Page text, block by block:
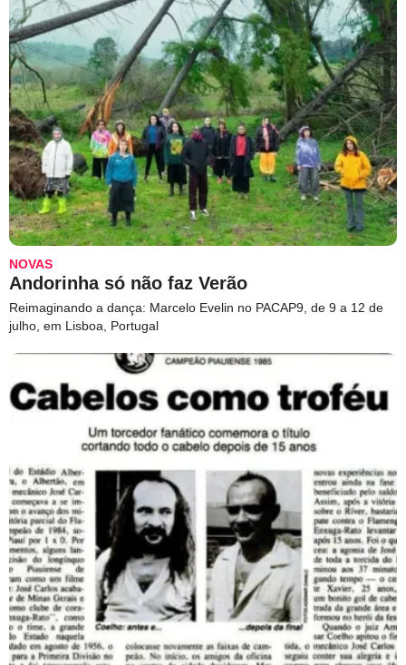
NOVAS
Andorinha só não faz Verão
Reimaginando a dança: Marcelo Evelin no PACAP9, de 9 a 12 de
julho, em Lisboa, Portugal